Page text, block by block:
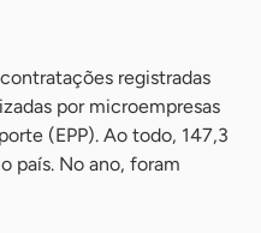
registradas
por microempresas
(EPP). Ao todo, 147,3
país. No ano, foram